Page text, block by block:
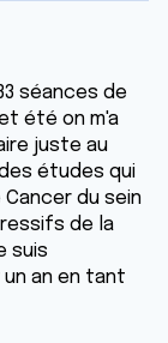
séances de
été on m'a
juste au
études qui
du sein
de la
suis
an en tant